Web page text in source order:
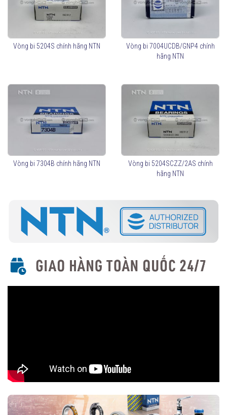
Chịu tải theo một hướng (cần lắp ghép theo cặp nếu chịu tải
hai hướng).
Góc tiếp xúc phổ biến: 15°, 25°, 30°, 40°.
Mã sản phẩm phổ biến:
7000 series (tốc độ cao, chính xác cao)
Vòng bi Tiếp Xúc Góc Hai Dãy (Double Row Angular
Chịu tải cả hai hướng mà không cần lắp cặp.
Có cấu trúc tương tự như hai vòng bi một dãy lắp đối xứng.
Mã sản phẩm phổ biến: 3200, 3300 series.
Vòng bi Tiếp Xúc Góc Chính Xác Cao (High Precision
Bearings)
Mã sản phẩm phổ biến: 5S-7000, 5S-7200 series.
Vòng bi Tiếp Xúc Góc Ổ Đũa (Hybrid Bearings - Bi Gốm
Si3N4)
Sử dụng bi gốm (Ceramic) giúp giảm trọng lượng, giảm ma
sát và chịu tốc độ rất cao.
Phù hợp với ứng dụng tốc độ cao như máy CNC, động cơ
Mã sản phẩm phổ biến: 5S-79xx, 5S-70xx.
Mua vòng bi tiếp xúc góc NTN chính hãng ở đâu?
chọn mua đúng vòng bi NTN chính hãng Bạn nên lựa chọnĐại lý uỷ
quyền NTN để đảm nguồn gốc sản phẩm chính hãng. VOBICO
Vòng bi 5204S chính hãng NTN
Vòng bi 7004UCDB/GNP4 chính
hãng NTN
Vòng bi 7304B chính hãng NTN
Vòng bi 5204SCZZ/2AS chính
hãng NTN